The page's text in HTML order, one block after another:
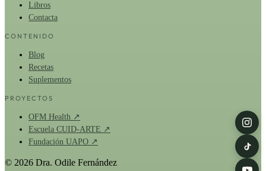
Libros
Contacta
CONTENIDO
Blog
Recetas
Suplementos
PROYECTOS
OFM Health ↗
Escuela CUID-ARTE ↗
Fundación UAPO ↗
© 2026 Dra. Odile Fernández